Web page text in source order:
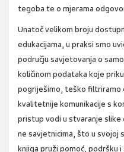
tegoba te o mjerama
Unatoč velikom broju
edukacijama, u praksi smo
području savjetovanja o
količinom podataka koje
pogriješimo, teško filtriramo
kvalitetnije komunikacije s
pristup vodi u stvaranje slike
ne savjetnicima, što u svojoj
knjiga pruži pomoć, podršku